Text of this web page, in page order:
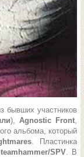
бывших участников
),Agnostic Front,
альбома, который
. Пластинка
SPV. В